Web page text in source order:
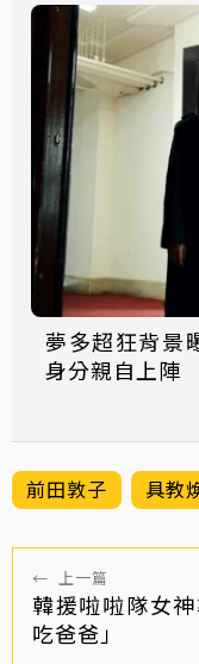
夢多超狂背景
身分親自上陣
前田敦子 具教
← 上一篇
韓援啦啦隊女
吃爸爸」